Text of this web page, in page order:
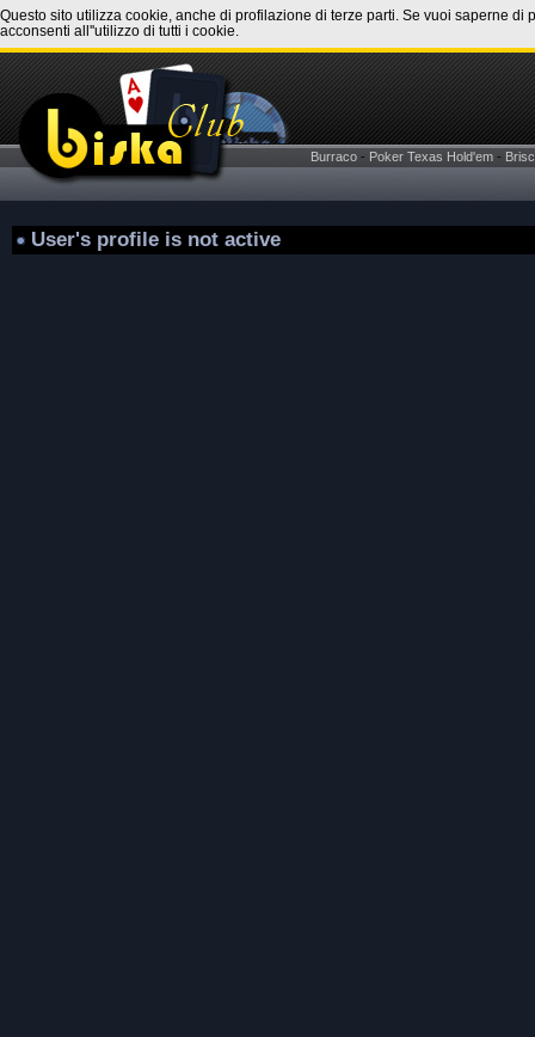
Questo sito utilizza cookie, anche di profilazione di terze parti. Se vuoi saperne
acconsenti all''utilizzo di tutti i cookie.
Burraco - Poker Texas Hold'em -
User's profile is not active